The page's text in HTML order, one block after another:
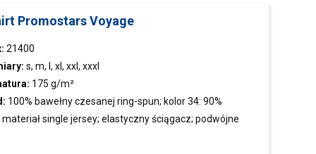
Promostars Voyage
21400
s, m, l, xl, xxl, xxxl
175 g/m²
100% bawełny czesanej ring-spun; kolor 34: 90%
czesanej, 10% wiskozy
materiał single jersey; elastyczny ściągacz; podwójne